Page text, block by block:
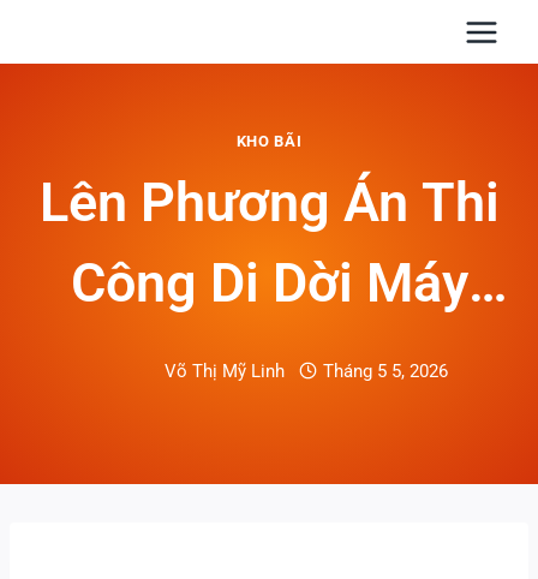
KHO BÃI
Lên Phương Án Thi
Công Di Dời Máy
Móc Thiết Bị: Cấu
Võ Thị Mỹ Linh Tháng 5 5, 2026